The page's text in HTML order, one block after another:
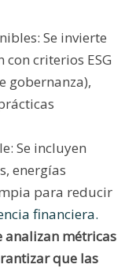
Se invierte
criterios ESG
gobernanza),
Se incluyen
energías
para reducir
financiera.
analizan métricas
que las